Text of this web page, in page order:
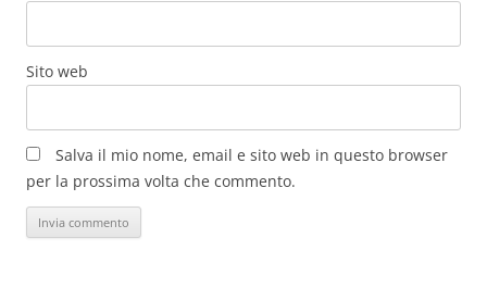
Sito web
Salva il mio nome, email e sito web in questo browser
per la prossima volta che commento.